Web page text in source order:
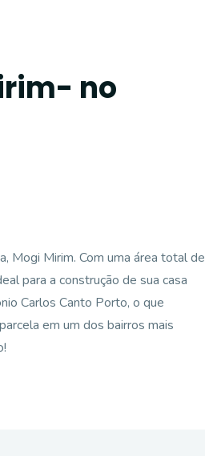
no
Mogi Mirim. Com uma área total de
para a construção de sua casa
Carlos Canto Porto, o que
em um dos bairros mais